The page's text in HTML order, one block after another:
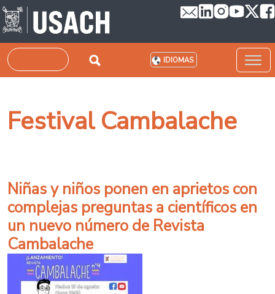
Pasar al contenido principal
Buscar IDIOMAS
Festival Cambalache
Niñas y niños ponen en aprietos con
complejas preguntas a científicos en
un nuevo número de Revista
Cambalache